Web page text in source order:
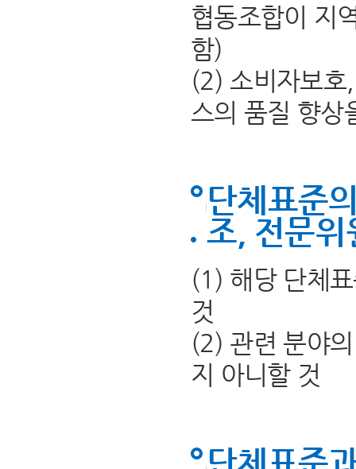
협동조합이 지
함)
(2) 소비자보호
스의 품질 향상
단체표준
조, 전문위
(1) 해당 단체
것
(2) 관련 분야
지 아니할 것
단체표준